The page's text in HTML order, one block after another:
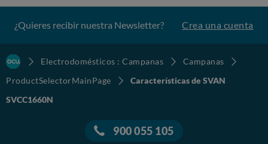
¿Quieres recibir nuestra Newsletter? Crea una cuenta
Electrodomésticos : Campanas
Campanas
ProductSelectorMainPage
Características de SVAN
SVCC1660N
900 055 105